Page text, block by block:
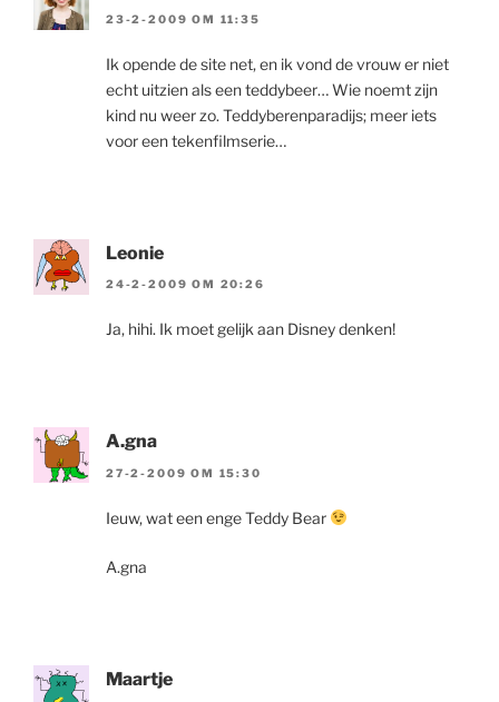
23-2-2009 OM 11:35
Ik opende de site net, en ik vond de vrouw er niet
echt uitzien als een teddybeer… Wie noemt zijn
kind nu weer zo. Teddyberenparadijs; meer iets
voor een tekenfilmserie…
Leonie
24-2-2009 OM 20:26
Ja, hihi. Ik moet gelijk aan Disney denken!
A.gna
27-2-2009 OM 15:30
Ieuw, wat een enge Teddy Bear
A.gna
Maartje